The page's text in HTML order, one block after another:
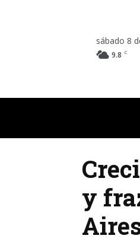
sábado 8
9.8 C
y